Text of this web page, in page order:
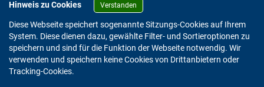
und chlorierten Polyolefinen mit überwiegendem Gehalt
an Vinylchlorid in der Gesamtmischung
Hinweis zu Cookies Verstanden
Diese Webseite speichert sogenannte Sitzungs-Cookies auf Ihrem
System. Diese dienen dazu, gewählte Filter- und Sortieroptionen zu
speichern und sind für die Funktion der Webseite notwendig. Wir
verwenden und speichern keine Cookies von Drittanbietern oder
Tracking-Cookies.